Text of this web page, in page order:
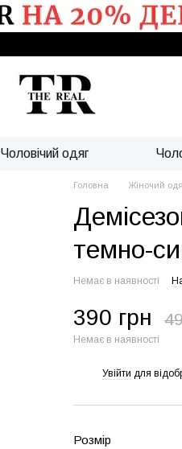
Чоловічий одяг
Головна Жіночий
темно-
Немає в наявності
390 грн
Немає в наявності
Увійти для
Розмір